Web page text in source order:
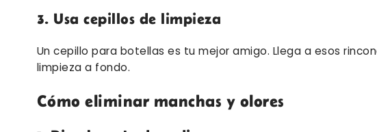
3. Usa cepillos de limpieza
Un cepillo para botellas es tu mejor amigo. Llega a esos
limpieza a fondo.
Cómo eliminar manchas y olores